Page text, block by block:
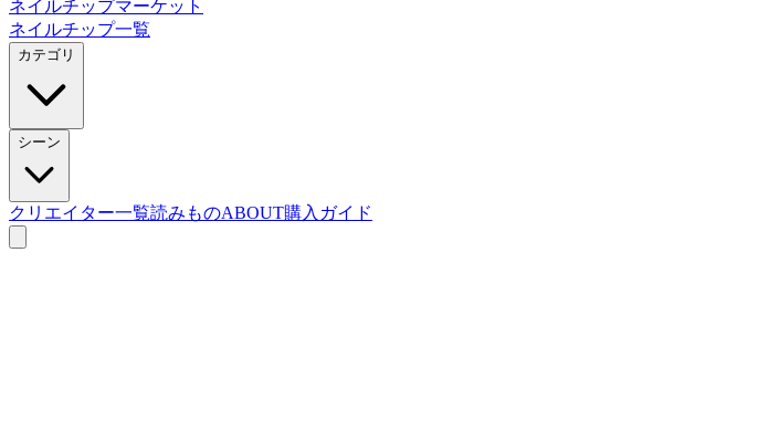
ネイルチップマーケット
ネイルチップ一覧
カテゴリ
シーン
クリエイター一覧読みものABOUT購入ガイド